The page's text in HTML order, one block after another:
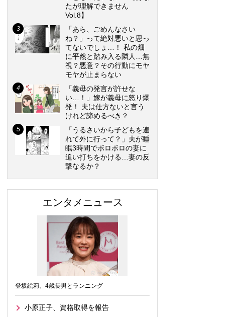
たが理解できません
Vol.8】
「あら、ごめんなさい
ね？」って絶対悪いと思っ
てないでしょ…！ 私の畑
に平然と踏み入る隣人…無
視？悪意？その行動にモヤ
モヤが止まらない
「義母の発言が許せな
い…！」嫁が義母に怒り爆
発！ 夫は仕方ないと言う
けれど諦めるべき？
「うるさいから子どもを連
れて外に行って？」夫が睡
眠3時間でボロボロの妻に
追い打ちをかける…妻の反
撃なるか？
エンタメニュース
登坂絵莉、4歳長男とランニング
小原正子、資格取得を報告